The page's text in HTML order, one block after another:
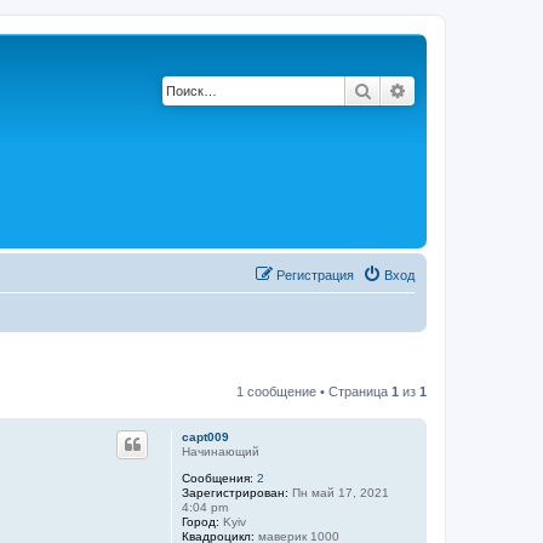
Поиск
Вход
Регистрация
1 сообщение • Страница 1 из 1
capt009
Начинающий
Сообщения: 2
Зарегистрирован: Пн май 17, 2021
4:04 pm
Город: Kyiv
Квадроцикл: маверик 1000